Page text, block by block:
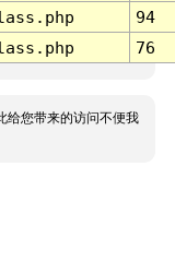
94
76
给您带来的访问不便我